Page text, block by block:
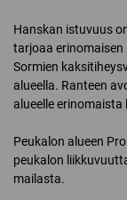
Hanskan istuvuus
tarjoaa erinomaisen
Sormien
alueella. Ranteen
alueelle erinomaista
Peukalon alueen
peukalon
mailasta.